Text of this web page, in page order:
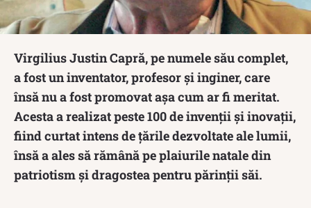
Virgilius Justin Capră, pe numele său complet,
a fost un inventator, profesor și inginer, care
însă nu a fost promovat așa cum ar fi meritat.
Acesta a realizat peste 100 de invenții și inovații,
fiind curtat intens de țările dezvoltate ale lumii,
însă a ales să rămână pe plaiurile natale din
patriotism și dragostea pentru părinții săi.